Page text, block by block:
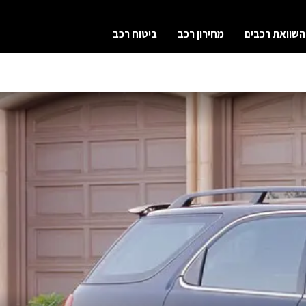
השוואת רכבים מחירון רכב ביטוח רכב